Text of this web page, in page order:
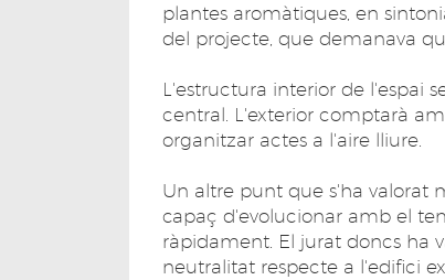
plantes aromàtiques, en
del projecte, que demanava
L'estructura interior de l'espai
central. L'exterior comptarà
organitzar actes a l'aire lliure.
Un altre punt que s'ha valorat
capaç d'evolucionar amb el
ràpidament. El jurat doncs ha
neutralitat respecte a l'edifici